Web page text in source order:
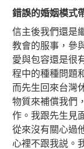
錯誤的婚姻模式
信主後我們還是
教會的服事，參
愛與包容還是很
程中的種種問題
而先生回來台灣
物質來補償我們
作。我跟先生見
從來沒有關心過
心裡不跟我説。